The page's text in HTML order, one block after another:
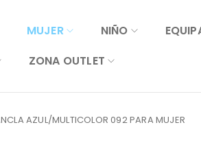
MUJER NIÑO
ZONA OUTLET
AZUL/MULTICOLOR 092 PARA MUJER